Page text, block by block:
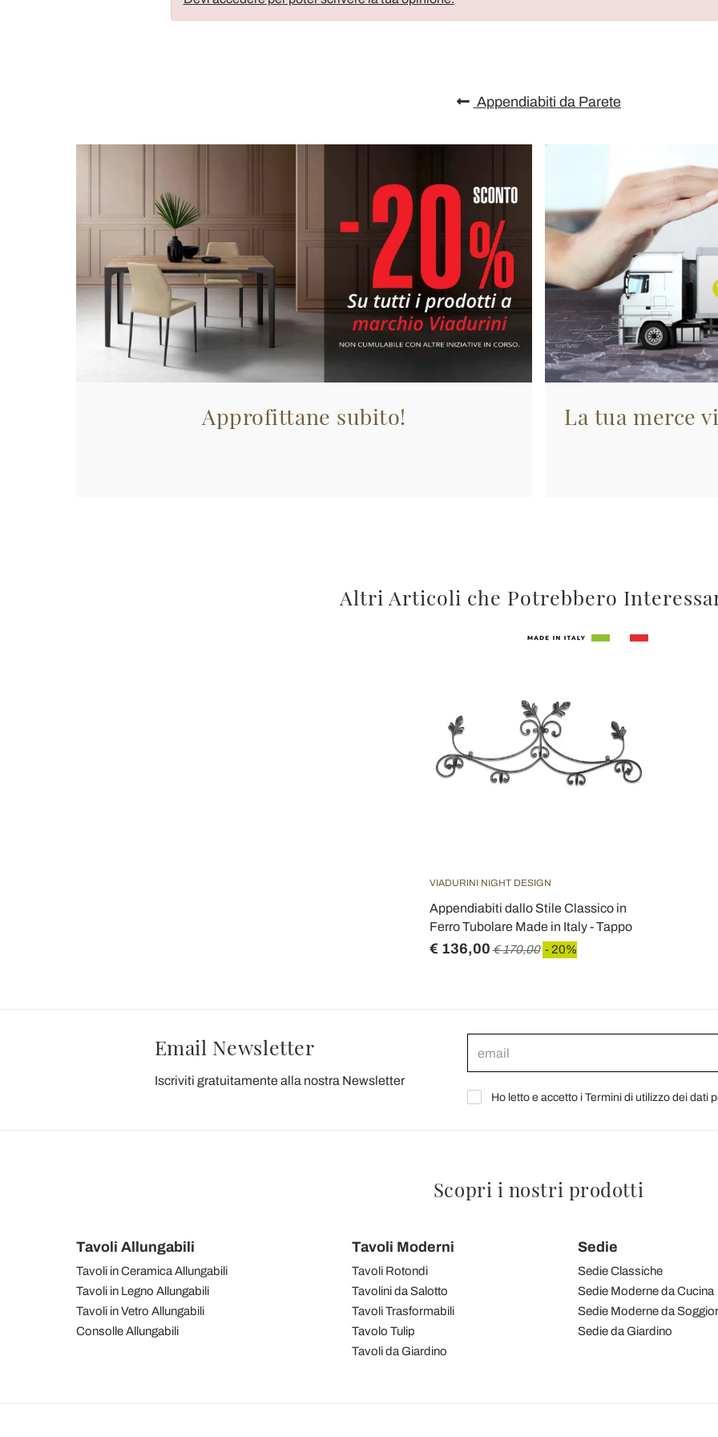
Appendiabiti da Parete
Approfittane subito!
La tua merce
Altri Articoli che Potrebbero
VIADURINI NIGHT DESIGN
Appendiabiti dallo Stile Classico in
Ferro Tubolare Made in Italy - Tappo
€ 136,00 € 170,00 - 20%
Email Newsletter
Iscriviti gratuitamente alla nostra Newsletter
Ho letto e accetto i Termini di utilizzo dei dati
Scopri i nostri prodotti
Tavoli Allungabili
Tavoli in Ceramica Allungabili
Tavoli in Legno Allungabili
Tavoli in Vetro Allungabili
Consolle Allungabili
Tavoli Moderni
Tavoli Rotondi
Tavolini da Salotto
Tavoli Trasformabili
Tavolo Tulip
Tavoli da Giardino
Sedie
Sedie Classiche
Sedie Moderne da Cucina
Sedie Moderne da
Sedie da Giardino